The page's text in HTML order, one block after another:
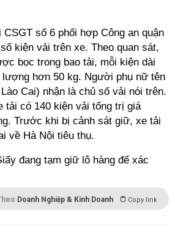
số 6 phối hợp Công an quận
kiện vải trên xe. Theo quan sát,
bọc trong bao tải, mỗi kiện dài
hơn 50 kg. Người phụ nữ tên
Cai) nhận là chủ số vải nói trên.
tải có 140 kiện vải tổng trị giá
Trước khi bị cảnh sát giữ, xe tải
về Hà Nội tiêu thụ.
đang tạm giữ lô hàng để xác
Doanh Nghiệp & Kinh Doanh Copy link